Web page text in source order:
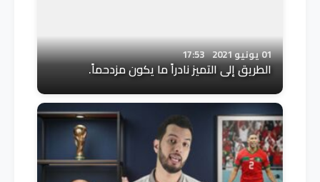
01 يونيو 2021 17:53
الطريق إلى التميز نادراً ما يكون مزدحماً.